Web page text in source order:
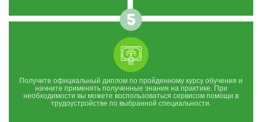
Получите официальный диплом по пройденному курсу обучения и
начните применять полученные знания на практике. При
необходимости вы можете воспользоваться сервисом помощи в
трудоустройстве по выбранной специальности.